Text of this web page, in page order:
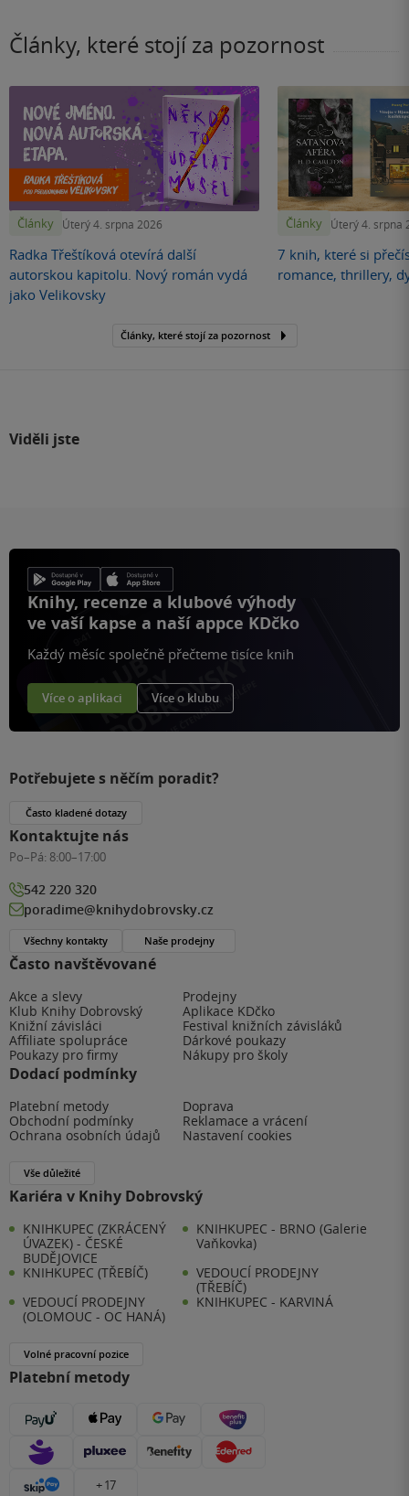
Články, které stojí za pozornost
Články Úterý 4. srpna 2026
Radka Třeštíková otevírá další
autorskou kapitolu. Nový román vydá
jako Velikovsky
Články Úterý 4. srpna
7 knih, které si
romance, thrillery,
Články, které stojí za pozornost
Viděli jste
Knihy, recenze a klubové výhody
ve vaší kapse a naší appce KDčko
Každý měsíc společně přečteme tisíce knih
Více o aplikaci Více o klubu
Často navštěvované
Akce a slevy
Prodejny
Klub Knihy Dobrovský
Aplikace KDčko
Knižní závisláci
Festival knižních závisláků
Affiliate spolupráce
Dárkové poukazy
Poukazy pro firmy
Nákupy pro školy
Dodací podmínky
Platební metody
Doprava
Obchodní podmínky
Reklamace a vrácení
Ochrana osobních údajů
Nastavení cookies
Vše důležité
Kariéra v Knihy Dobrovský
KNIHKUPEC (ZKRÁCENÝ
ÚVAZEK) - ČESKÉ
BUDĚJOVICE
KNIHKUPEC - BRNO (Galerie
Vaňkovka)
KNIHKUPEC (TŘEBÍČ)
VEDOUCÍ PRODEJNY
(TŘEBÍČ)
VEDOUCÍ PRODEJNY
(OLOMOUC - OC HANÁ)
KNIHKUPEC - KARVINÁ
Volné pracovní pozice
Platební metody
+ 17
Potřebujete s něčím poradit?
Často kladené dotazy
Kontaktujte nás
Po–Pá: 8:00–17:00
542 220 320
poradime@knihydobrovsky.cz
Všechny kontakty Naše prodejny